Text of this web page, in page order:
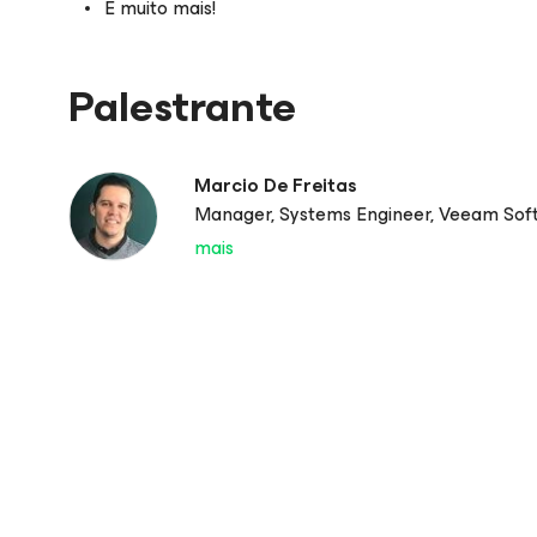
E muito mais!
Palestrante
Marcio De Freitas
Manager, Systems Engineer, Veeam
mais